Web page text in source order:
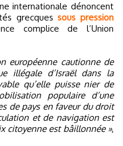
internationale dénoncent
grecquessous pression
complice de l’Union
européenne cautionne de
illégale d’Israël dans la
qu’elle puisse nier de
populaire d’une
de pays en faveur du droit
et de navigation est
citoyenne est bâillonnée »,